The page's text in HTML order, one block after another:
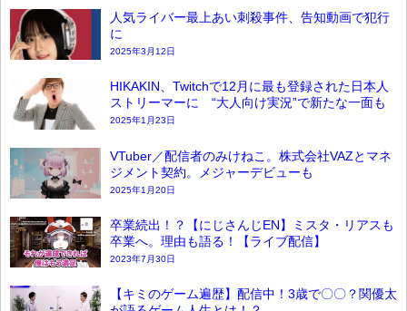
人気ライバー最上あい刺殺事件、告知動画で犯行
に
2025年3月12日
HIKAKIN、Twitchで12月に最も登録された日本人
ストリーマーに “大人向け実況”で新たな一面も
2025年1月23日
VTuber／配信者のみけねこ。株式会社VAZとマネ
ジメント契約。メジャーデビューも
2025年1月20日
卒業続出！？【にじさんじEN】ミスタ・リアスも
卒業へ。理由も語る！【ライブ配信】
2023年7月30日
【キミのゲーム遍歴】配信中！3歳で〇〇？関優太